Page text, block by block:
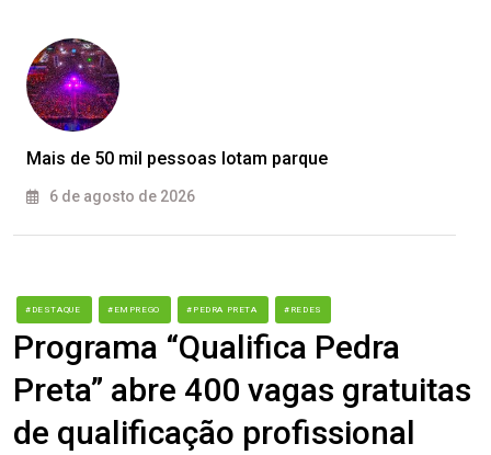
Mais de 50 mil pessoas lotam parque
6 de agosto de 2026
#DESTAQUE #EMPREGO #PEDRA PRETA #REDES
Programa “Qualifica Pedra
Preta” abre 400 vagas gratuitas
de qualificação profissional